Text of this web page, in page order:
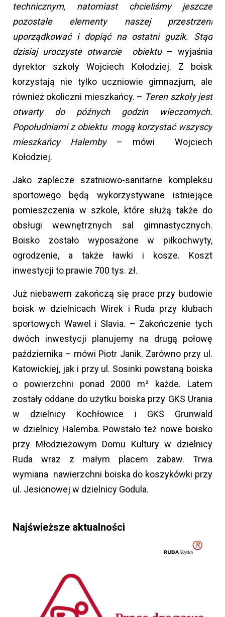
technicznym, natomiast chcieliśmy jeszcze
pozostałe elementy naszej przestrzeni
uporządkować i dopiąć na ostatni guzik. Stąd
dzisiaj uroczyste otwarcie obiektu– wyjaśnia
dyrektor szkoły Wojciech Kołodziej. Z boisk
korzystają nie tylko uczniowie gimnazjum, ale
również okoliczni mieszkańcy. – Teren szkoły jest
otwarty do późnych godzin wieczornych.
Popołudniami z obiektu mogą korzystać wszyscy
mieszkańcy Halemby– mówi Wojciech
Kołodziej.
Jako zaplecze szatniowo-sanitarne kompleksu
sportowego będą wykorzystywane istniejące
pomieszczenia w szkole, które służą także do
obsługi wewnętrznych sal gimnastycznych.
Boisko zostało wyposażone w piłkochwyty,
ogrodzenie, a także ławki i kosze. Koszt
inwestycji to prawie 700 tys. zł.
Już niebawem zakończą się prace przy budowie
boisk w dzielnicach Wirek i Ruda przy klubach
sportowych Wawel i Slavia. – Zakończenie tych
dwóch inwestycji planujemy na drugą połowę
października – mówi Piotr Janik. Zarówno przy ul.
Katowickiej, jak i przy ul. Sosinki powstaną boiska
o powierzchni ponad 2000 m² każde. Latem
zostały oddane do użytku boiska przy GKS Urania
w dzielnicy Kochłowice i GKS Grunwald
w dzielnicy Halemba. Powstało też nowe boisko
przy Młodzieżowym Domu Kultury w dzielnicy
Ruda wraz z małym placem zabaw. Trwa
wymiana nawierzchni boiska do koszykówki przy
ul. Jesionowej w dzielnicy Godula.
Najświeższe aktualności